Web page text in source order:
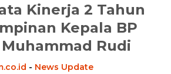
Kinerja 2 Tahun
Kepala BP
Rudi
- News Update